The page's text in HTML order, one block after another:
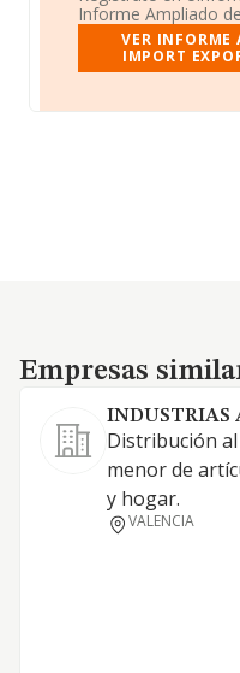
Informe Ampliado
VER INFORME
IMPORT
Empresas similares
Empresas
INDUSTRIAS
Distribución
menor de
y hogar.
VALENCIA